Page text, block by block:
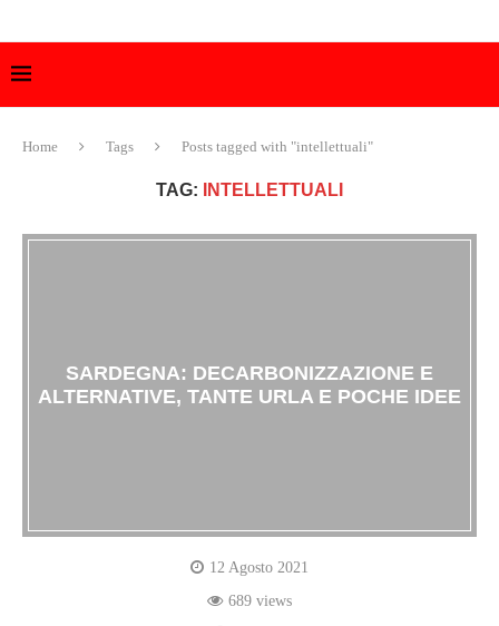
Home Tags Posts tagged with "intellettuali"
TAG: INTELLETTUALI
SARDEGNA: DECARBONIZZAZIONE E
ALTERNATIVE, TANTE URLA E POCHE IDEE
12 Agosto 2021
689 views